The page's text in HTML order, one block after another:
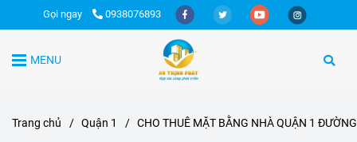
Gọi ngay 0938076893
MENU
Trang chủ / Quận 1 / CHO THUÊ MẶT BẰNG NHÀ QUẬN 1